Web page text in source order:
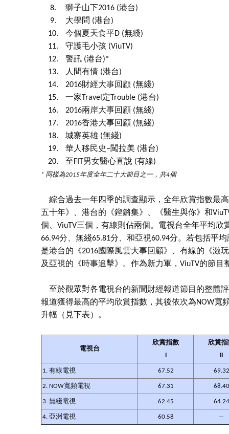
8.
獅子山下2016 (港台)
9.
大學問 (港台)
10.
今個夏天食平D (無綫)
11.
守護毛小孩 (ViuTV)
12.
警訊 (港台)*
13.
人間有情 (港台)
14.
2016財經大事回顧 (無綫)
15.
一家Travel定Trouble (港台)
16.
2016兩岸大事回顧 (無綫)
17.
2016香港大事回顧 (無綫)
18.
城寨英雄 (無綫)
19.
華人移民史–闖拉美 (港台)
20.
至FIT男女醫心直說 (有線)
* 同樣為2015年度全年二十大節目之一，共4個
綜合過去一年四季的調查顯示，全年欣賞指數最
五十年》、港台的《鏗鏘集》、《醫生與你》和
個、ViuTV三個，有線則佔兩個。電視台全年平均欣
66.94分、無綫65.81分、和亞視60.94分。若包括平
是港台的《2016國際風雲大事回顧》、有線的《激
及亞視的《時事追擊》。作為新力軍，ViuTV的節
至於觀眾對各電視台的新聞財經報道節目的整體
報道獲得最高的平均欣賞指數，其後依次為NOW
升幅（見下表）。
電視台
欣賞指數
欣賞指
1. 有線電視 67.52 69.32
2. NOW寬頻電視 67.31 68.40
3. 無綫電視 62.45 64.24
4. 亞洲電視 60.58 --